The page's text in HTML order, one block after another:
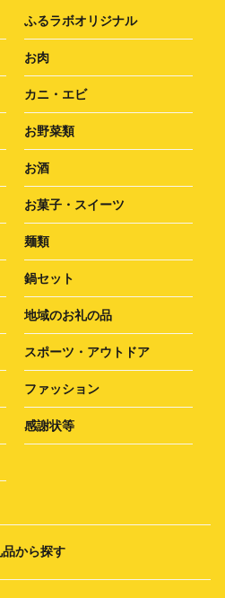
ふるラボオリジナル
お肉
カニ・エビ
お野菜類
お酒
お菓子・スイーツ
麺類
鍋セット
地域のお礼の品
スポーツ・アウトドア
ファッション
感謝状等
から探す